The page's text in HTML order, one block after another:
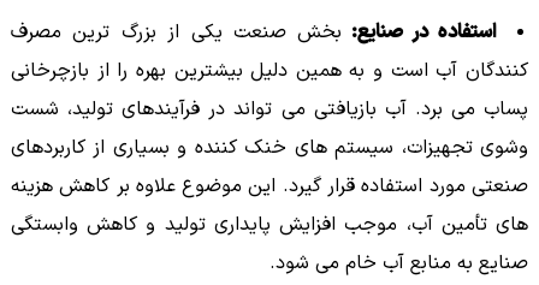
استفاده در صنایع: بخش صنعت یکی از بزرگ ترین مصرف
کنندگان آب است و به همین دلیل بیشترین بهره را از بازچرخانی
پساب می برد. آب بازیافتی می تواند در فرآیندهای تولید، شست
وشوی تجهیزات، سیستم های خنک کننده و بسیاری از کاربردهای
صنعتی مورد استفاده قرار گیرد. این موضوع علاوه بر کاهش هزینه
های تأمین آب، موجب افزایش پایداری تولید و کاهش وابستگی
صنایع به منابع آب خام می شود.